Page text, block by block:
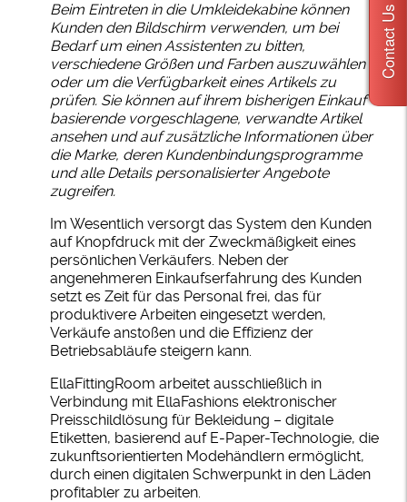
Beim Eintreten in die Umkleidekabine können
Kunden den Bildschirm verwenden, um bei
Bedarf um einen Assistenten zu bitten,
verschiedene Größen und Farben auszuwählen
oder um die Verfügbarkeit eines Artikels zu
prüfen. Sie können auf ihrem bisherigen Einkauf
basierende vorgeschlagene, verwandte Artikel
ansehen und auf zusätzliche Informationen über
die Marke, deren Kundenbindungsprogramme
und alle Details personalisierter Angebote
zugreifen.
Im Wesentlich versorgt das System den Kunden
auf Knopfdruck mit der Zweckmäßigkeit eines
persönlichen Verkäufers. Neben der
angenehmeren Einkaufserfahrung des Kunden
setzt es Zeit für das Personal frei, das für
produktivere Arbeiten eingesetzt werden,
Verkäufe anstoßen und die Effizienz der
Betriebsabläufe steigern kann.
EllaFittingRoom arbeitet ausschließlich in
Verbindung mit EllaFashions elektronischer
Preisschildlösung für Bekleidung – digitale
Etiketten, basierend auf E-Paper-Technologie, die
zukunftsorientierten Modehändlern ermöglicht,
durch einen digitalen Schwerpunkt in den Läden
profitabler zu arbeiten.
Contact Us